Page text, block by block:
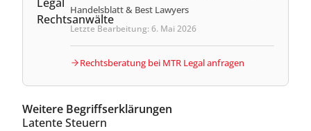
Handelsblatt & Best Lawyers
Letzte Bearbeitung: 6. Mai 2026
Rechtsberatung bei MTR Legal anfragen
Weitere Begriffserklärungen
Latente Steuern